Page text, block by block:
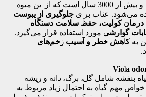
است و بیش از 3000 سال است که از این میوه
می‌شود. عناب برای جلوگیری از یبوست
درمان کولیت، حفظ سلامت دستگاه
گوارشی مورد استفاده قرار می‌گیرد.
بهکاهش خطر و آسیب زخم‌های
بنفشه شامل گل، برگ، دانه و ریشه
خواص مهم گیاه به احتمال زیاد مربوط به